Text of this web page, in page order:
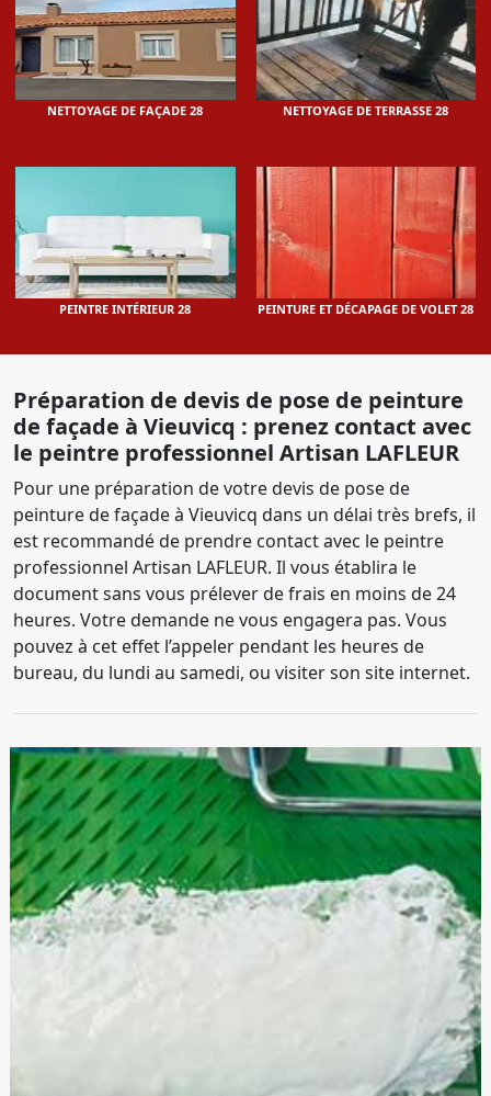
NETTOYAGE DE FAÇADE 28 NETTOYAGE DE TERRASSE 28
PEINTRE INTÉRIEUR 28 PEINTURE ET DÉCAPAGE DE VOLET 28
Préparation de devis de pose de peinture
de façade à Vieuvicq : prenez contact avec
le peintre professionnel Artisan LAFLEUR
Pour une préparation de votre devis de pose de
peinture de façade à Vieuvicq dans un délai très brefs, il
est recommandé de prendre contact avec le peintre
professionnel Artisan LAFLEUR. Il vous établira le
document sans vous prélever de frais en moins de 24
heures. Votre demande ne vous engagera pas. Vous
pouvez à cet effet l’appeler pendant les heures de
bureau, du lundi au samedi, ou visiter son site internet.